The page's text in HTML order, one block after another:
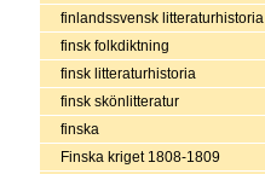
finlandssvensk litteraturhistoria
finsk folkdiktning
finsk litteraturhistoria
finsk skönlitteratur
finska
Finska kriget 1808-1809